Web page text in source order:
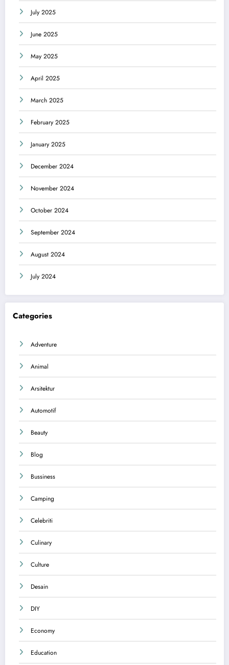
July 2025
June 2025
May 2025
April 2025
March 2025
February 2025
January 2025
December 2024
November 2024
October 2024
September 2024
August 2024
July 2024
Categories
Adventure
Animal
Arsitektur
Automotif
Beauty
Blog
Bussiness
Camping
Celebriti
Culinary
Culture
Desain
DIY
Economy
Education